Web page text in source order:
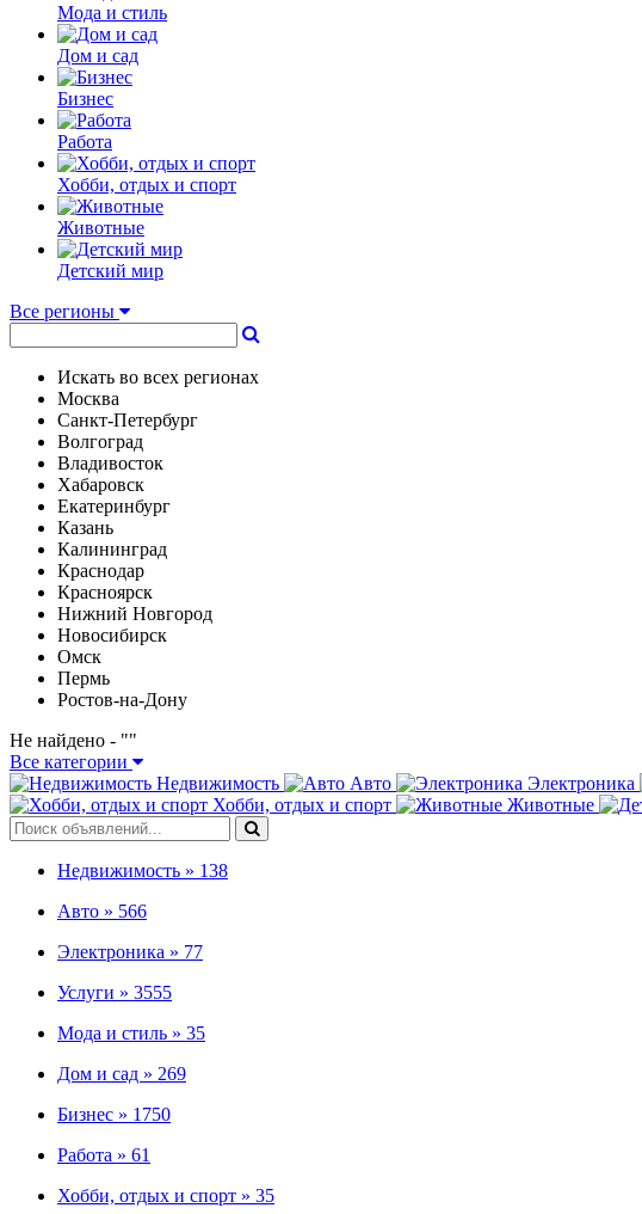
Мода и стиль
Дом и сад
Бизнес
Работа
Хобби, отдых и спорт
Животные
Детский мир
Все регионы
Искать во всех регионах
Москва
Санкт-Петербург
Волгоград
Владивосток
Хабаровск
Екатеринбург
Казань
Калининград
Краснодар
Красноярск
Нижний Новгород
Новосибирск
Омск
Пермь
Ростов-на-Дону
Не найдено - ""
Все категории
Недвижимость
Авто Электроника
Хобби, отдых и спорт
Животные
Недвижимость » 138
Авто » 566
Электроника » 77
Услуги » 3555
Мода и стиль » 35
Дом и сад » 269
Бизнес » 1750
Работа » 61
Хобби, отдых и спорт » 35